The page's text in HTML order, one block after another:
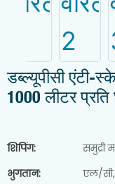
डब्ल्यूपीसी एंटी-
1000 लीटर प्रति
शिपिंग:
समुद्री
भुगतान:
एल/सी,